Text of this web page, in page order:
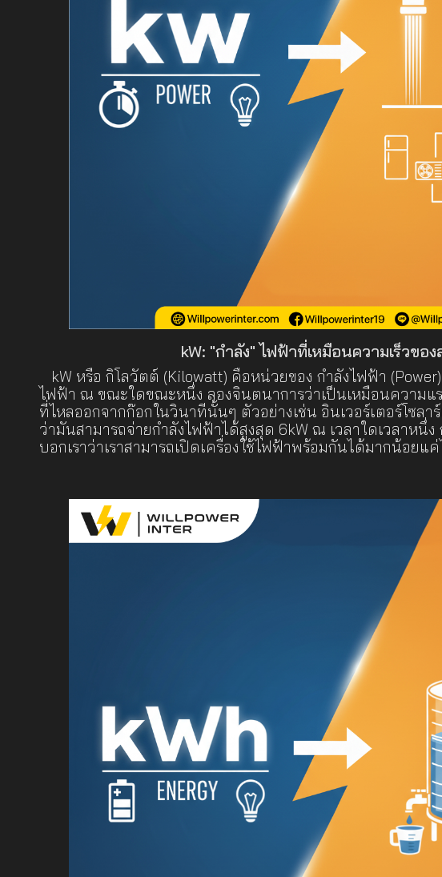
kW: "กำลัง" ไฟฟ้าที่เหมือนความเร็วขอ
kW หรือ กิโลวัตต์ (Kilowatt) คือหน่วยของ กำลังไฟฟ้า
ไฟฟ้า ณ ขณะใดขณะหนึ่ง ลองจินตนาการว่าเป็นเหมือนความแร
ที่ไหลออกจากก๊อกในวินาทีนั้นๆ ตัวอย่างเช่น อินเวอร์เตอร์โซลา
ว่ามันสามารถจ่ายกำลังไฟฟ้าได้สูงสุด 6kW ณ เวลาใดเวลาหนึ่
บอกเราว่าเราสามารถเปิดเครื่องใช้ไฟฟ้าพร้อมกันได้มากน้อยแ